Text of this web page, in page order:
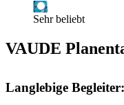
Sehr beliebt
VAUDE
Langlebige